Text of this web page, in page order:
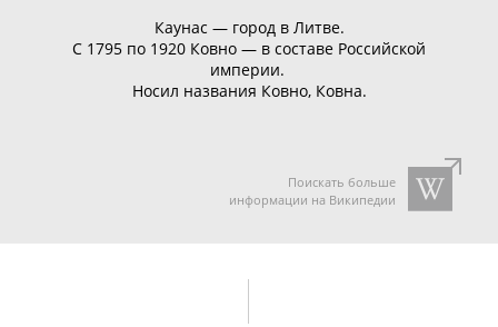
Каунас — город в Литве.
С 1795 по 1920 Ковно — в составе Российской
империи.
Носил названия Ковно, Ковна.
Поискать больше
информации на Википедии